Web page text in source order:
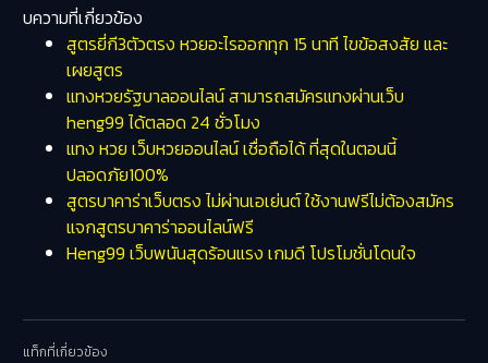
บความที่เกี่ยวข้อง
สูตรยี่กี3ตัวตรง หวยอะไรออกทุก 15 นาที ไขข้อสงสัย และ
เผยสูตร
แทงหวยรัฐบาลออนไลน์ สามารถสมัครแทงผ่านเว็บ
heng99 ได้ตลอด 24 ชั่วโมง
แทง หวย เว็บหวยออนไลน์ เชื่อถือได้ ที่สุดในตอนนี้
ปลอดภัย100%
สูตรบาคาร่าเว็บตรง ไม่ผ่านเอเย่นต์ ใช้งานฟรีไม่ต้องสมัคร
แจกสูตรบาคาร่าออนไลน์ฟรี
Heng99 เว็บพนันสุดร้อนแรง เกมดี โปรโมชั่นโดนใจ
แท็กที่เกี่ยวข้อง